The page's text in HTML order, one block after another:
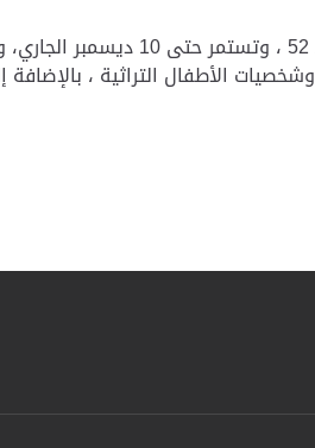
و في سياق متصل، تنظم مجموعة من الفعاليات في منطقة المبزرة
الأطفال التراثية ،